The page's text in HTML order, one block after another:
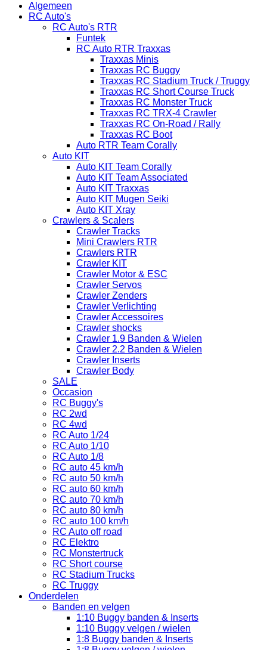
Algemeen
RC Auto's
RC Auto's RTR
Funtek
RC Auto RTR Traxxas
Traxxas Minis
Traxxas RC Buggy
Traxxas RC Stadium Truck / Truggy
Traxxas RC Short Course Truck
Traxxas RC Monster Truck
Traxxas RC TRX-4 Crawler
Traxxas RC On-Road / Rally
Traxxas RC Boot
Auto RTR Team Corally
Auto KIT
Auto KIT Team Corally
Auto KIT Team Associated
Auto KIT Traxxas
Auto KIT Mugen Seiki
Auto KIT Xray
Crawlers & Scalers
Crawler Tracks
Mini Crawlers RTR
Crawlers RTR
Crawler KIT
Crawler Motor & ESC
Crawler Servos
Crawler Zenders
Crawler Verlichting
Crawler Accessoires
Crawler shocks
Crawler 1.9 Banden & Wielen
Crawler 2.2 Banden & Wielen
Crawler Inserts
Crawler Body
SALE
Occasion
RC Buggy's
RC 2wd
RC 4wd
RC Auto 1/24
RC Auto 1/10
RC Auto 1/8
RC auto 45 km/h
RC auto 50 km/h
RC auto 60 km/h
RC auto 70 km/h
RC auto 80 km/h
RC auto 100 km/h
RC Auto off road
RC Elektro
RC Monstertruck
RC Short course
RC Stadium Trucks
RC Truggy
Onderdelen
Banden en velgen
1:10 Buggy banden & Inserts
1:10 Buggy velgen / wielen
1:8 Buggy banden & Inserts